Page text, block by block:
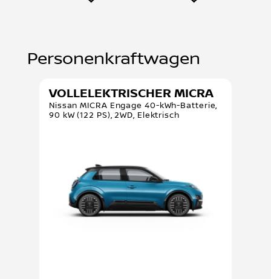
Personenkraftwagen
VOLLELEKTRISCHER MICRA
Nissan MICRA Engage 40-kWh-Batterie,
90 kW (122 PS), 2WD, Elektrisch